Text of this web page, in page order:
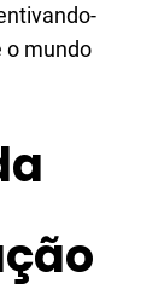
o mundo